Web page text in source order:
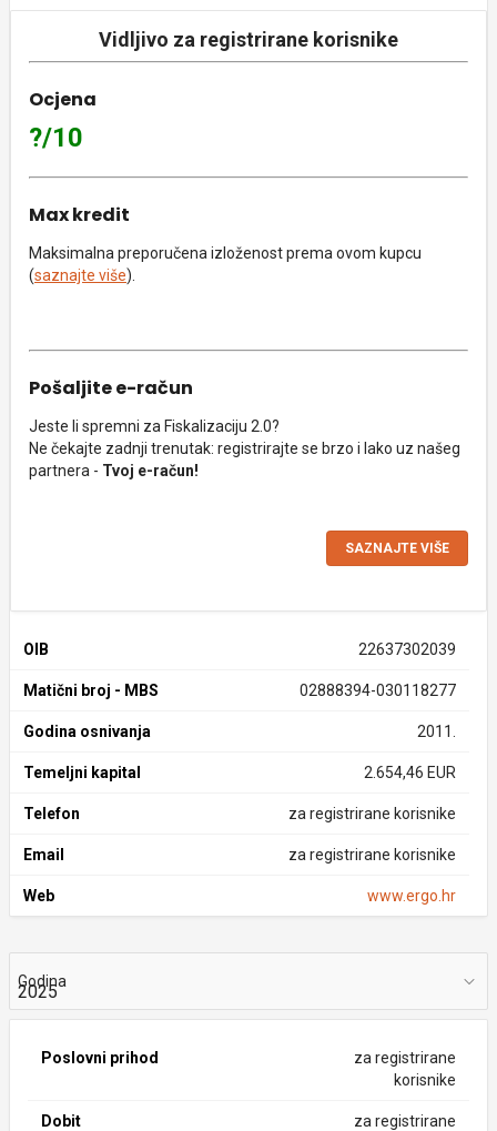
Vidljivo za registrirane korisnike
Ocjena
?/10
Max kredit
Maksimalna preporučena izloženost prema ovom kupcu
(saznajte više).
Pošaljite e-račun
Jeste li spremni za Fiskalizaciju 2.0?
Ne čekajte zadnji trenutak: registrirajte se brzo i lako uz našeg
partnera - Tvoj e-račun!
SAZNAJTE VIŠE
OIB 22637302039
Matični broj - MBS 02888394-030118277
Godina osnivanja 2011.
Temeljni kapital 2.654,46 EUR
Telefon za registrirane korisnike
Email za registrirane korisnike
Web www.ergo.hr
Godina
Poslovni prihod
za registrirane
korisnike
Dobit
za registrirane